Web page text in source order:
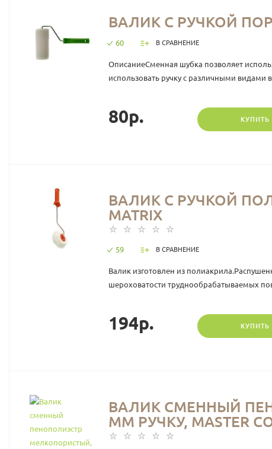
ВАЛИК С РУЧКОЙ
60 В СРАВНЕНИЕ
ОписаниеСменная шубка позволяет
использовать ручку с различными видами
80р. КУПИТЬ
ВАЛИК C РУЧКОЙ
MATRIX
59 В СРАВНЕНИЕ
Валик изготовлен из
шероховатости труднообрабатываемых
194р. КУПИТЬ
ВАЛИК СМЕННЫЙ
ММ РУЧКУ, МASTER